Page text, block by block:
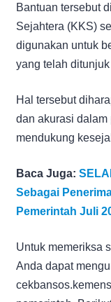
Bantuan tersebut
Sejahtera (KKS)
digunakan untuk
yang telah
Hal tersebut
dan akurasi dalam
mendukung
Baca Juga:
Sebagai
Pemerintah Juli
Untuk memeriksa
Anda dapat